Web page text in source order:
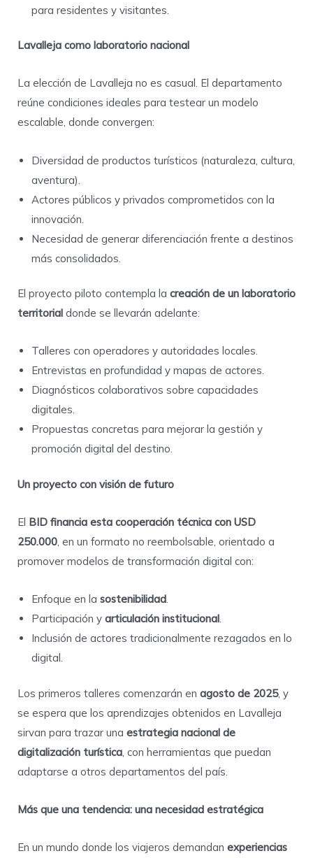
para residentes y visitantes.
Lavalleja como laboratorio nacional
La elección de Lavalleja no es casual. El departamento
reúne condiciones ideales para testear un modelo
escalable, donde convergen:
Diversidad de productos turísticos (naturaleza, cultura,
aventura).
Actores públicos y privados comprometidos con la
innovación.
Necesidad de generar diferenciación frente a destinos
más consolidados.
El proyecto piloto contempla la creación de un laboratorio
territorial donde se llevarán adelante:
Talleres con operadores y autoridades locales.
Entrevistas en profundidad y mapas de actores.
Diagnósticos colaborativos sobre capacidades
digitales.
Propuestas concretas para mejorar la gestión y
promoción digital del destino.
Un proyecto con visión de futuro
El BID financia esta cooperación técnica con USD
250.000, en un formato no reembolsable, orientado a
promover modelos de transformación digital con:
Enfoque en la sostenibilidad.
Participación y articulación institucional.
Inclusión de actores tradicionalmente rezagados en lo
digital.
Los primeros talleres comenzarán en agosto de 2025, y
se espera que los aprendizajes obtenidos en Lavalleja
sirvan para trazar una estrategia nacional de
digitalización turística , con herramientas que puedan
adaptarse a otros departamentos del país.
Más que una tendencia: una necesidad estratégica
En un mundo donde los viajeros demandan experiencias